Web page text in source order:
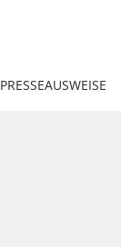
PRESSEAUSWEISE